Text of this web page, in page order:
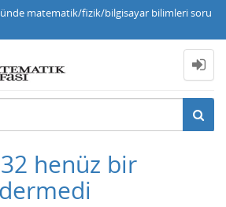
matematik/fizik/bilgisayar bilimleri soru
henüz bir